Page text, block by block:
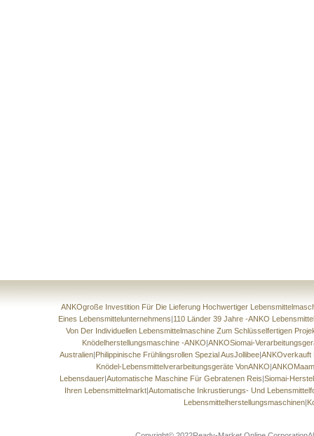
ANKOgroße Investition Für Die Lieferung Hochwertiger
Eines Lebensmittelunternehmens|110 Länder 39 Jahre -ANKO
Von Der Individuellen Lebensmittelmaschine Zum Schlüsselfertigen
Knödelherstellungsmaschine -ANKO|ANKOSiomai-
Australien|Philippinische Frühlingsrollen Spezial AusJollibee|ANKOverkauft
Knödel-Lebensmittelverarbeitungsgeräte VonANKO|
Lebensdauer|Automatische Maschine Für Gebratenen Reis|Siomai-
Ihren Lebensmittelmarkt|Automatische Inkrustierungs- Und
Lebensmittelherstellungsmaschinen|